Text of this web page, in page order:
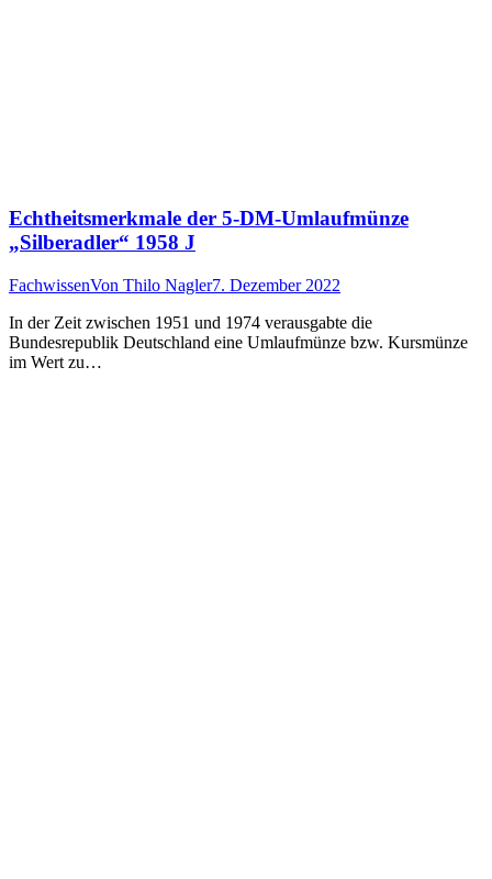
Echtheitsmerkmale der 5-DM-Umlaufmünze
„Silberadler“ 1958 J
FachwissenVon Thilo Nagler7. Dezember 2022
In der Zeit zwischen 1951 und 1974 verausgabte die
Bundesrepublik Deutschland eine Umlaufmünze bzw. Kursmünze
im Wert zu…